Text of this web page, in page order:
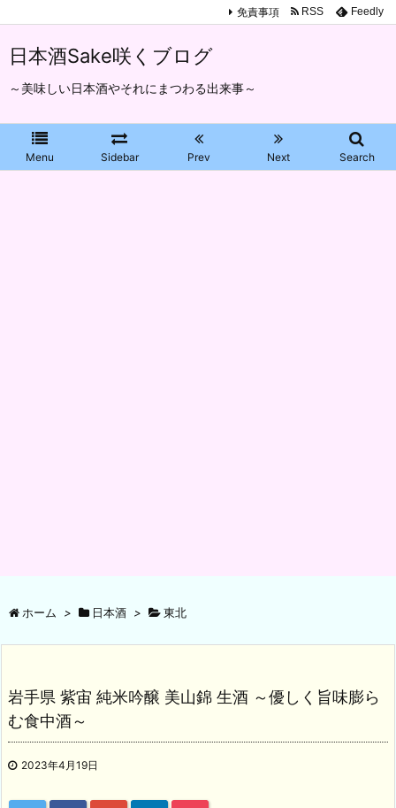
日本酒Sake咲くブログ
～美味しい日本酒やそれにまつわる出来事～
Menu Sidebar Prev Next Search
免責事項 RSS Feedly
ホーム > 日本酒 > 東北
岩手県 紫宙 純米吟醸 美山錦 生酒 ～優しく旨味膨ら
む食中酒～
2023年4月19日